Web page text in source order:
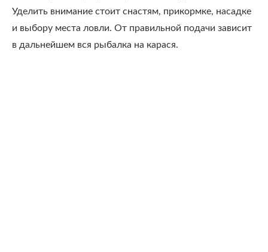
Уделить внимание стоит снастям, прикормке, насадке
и выбору места ловли. От правильной подачи зависит
в дальнейшем вся рыбалка на карася.